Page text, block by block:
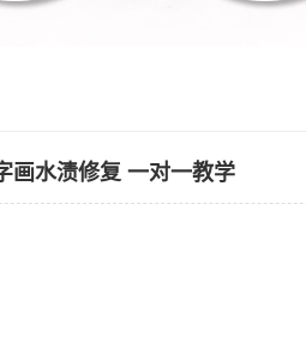
画水渍修复 一对一教学